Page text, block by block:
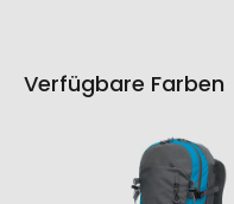
Verfügbare Farben